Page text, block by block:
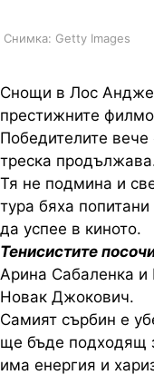
Снимка: Getty Images
Снощи в Лос
престижните
Победителите
треска
Тя не подмина и
тура бяха
да успее в киното.
Тенисистите
Арина Сабаленка и
Новак Джокович.
Самият сърбин е
ще бъде подходящ
има енергия и